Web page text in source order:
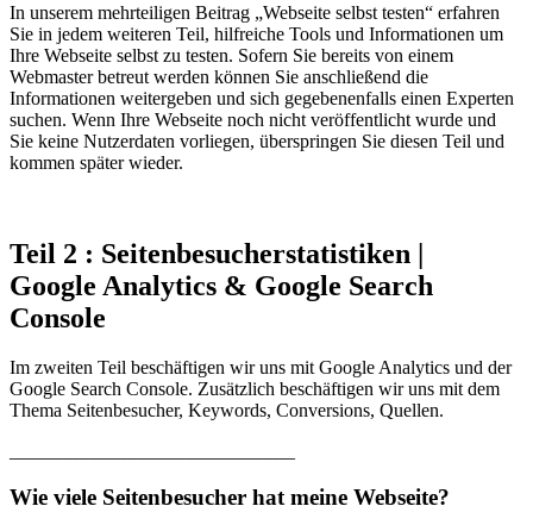
In unserem mehrteiligen Beitrag „Webseite selbst testen“ erfahren
Sie in jedem weiteren Teil, hilfreiche Tools und Informationen um
Ihre Webseite selbst zu testen. Sofern Sie bereits von einem
Webmaster betreut werden können Sie anschließend die
Informationen weitergeben und sich gegebenenfalls einen Experten
suchen. Wenn Ihre Webseite noch nicht veröffentlicht wurde und
Sie keine Nutzerdaten vorliegen, überspringen Sie diesen Teil und
kommen später wieder.
Teil 2 : Seitenbesucherstatistiken |
Google Analytics & Google Search
Console
Im zweiten Teil beschäftigen wir uns mit Google Analytics und der
Google Search Console. Zusätzlich beschäftigen wir uns mit dem
Thema Seitenbesucher, Keywords, Conversions, Quellen.
Wie viele Seitenbesucher hat meine Webseite?